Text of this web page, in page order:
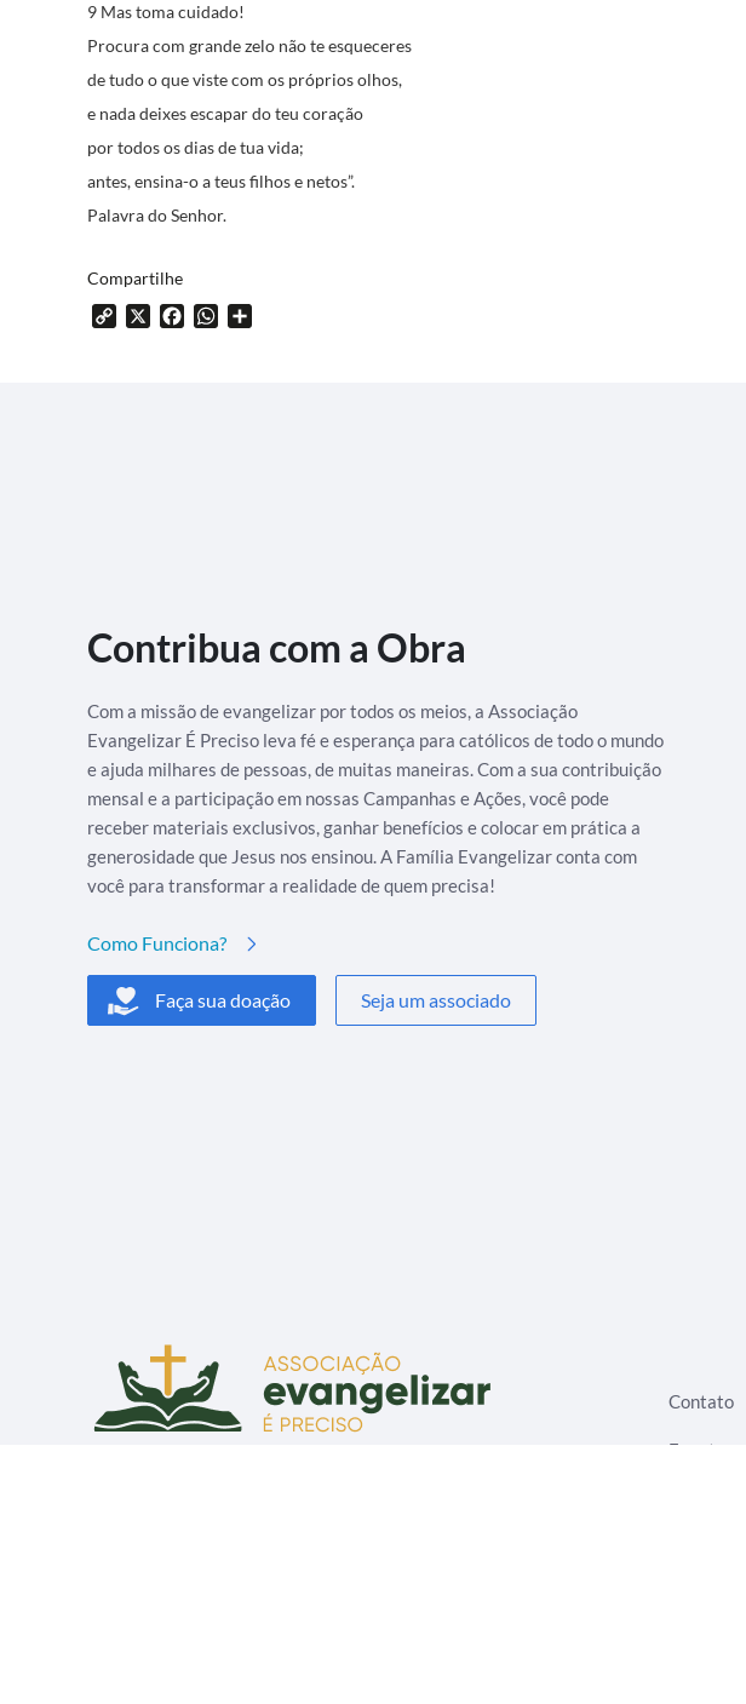
9 Mas toma cuidado!
Procura com grande zelo não te esqueceres
de tudo o que viste com os próprios olhos,
e nada deixes escapar do teu coração
por todos os dias de tua vida;
antes, ensina-o a teus filhos e netos”.
Palavra do Senhor.
Compartilhe
Copy
FacebookWhatsApp
Contribua com a Obra
Com a missão de evangelizar por todos os meios, a Associação
Evangelizar É Preciso leva fé e esperança para católicos de todo o mundo
e ajuda milhares de pessoas, de muitas maneiras. Com a sua contribuição
mensal e a participação em nossas Campanhas e Ações, você pode
receber materiais exclusivos, ganhar benefícios e colocar em prática a
generosidade que Jesus nos ensinou. A Família Evangelizar conta com
você para transformar a realidade de quem precisa!
Como Funciona?
Faça sua doação Seja um associado
Contato
Eventos